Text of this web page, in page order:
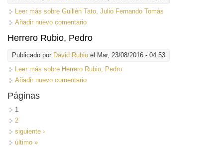
Leer más sobre Guillén Tato, Julio Fernando Tomás
Añadir nuevo comentario
Herrero Rubio, Pedro
Publicado por David Rubio el Mar, 23/08/2016 - 04:53
Leer más sobre Herrero Rubio, Pedro
Añadir nuevo comentario
Páginas
1
2
siguiente ›
último »